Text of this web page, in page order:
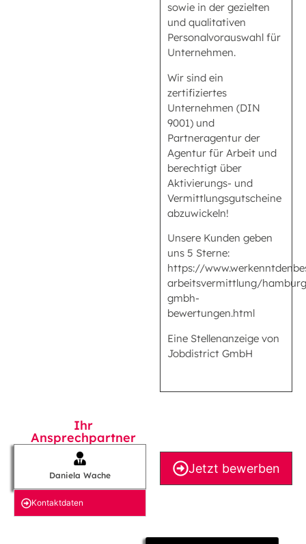
sowie in der gezielten
und qualitativen
Personalvorauswahl für
Unternehmen.
Wir sind ein
zertifiziertes
Unternehmen (DIN
9001) und
Partneragentur der
Agentur für Arbeit und
berechtigt über
Aktivierungs- und
Vermittlungsgutscheine
abzuwickeln!
Unsere Kunden geben
uns 5 Sterne:
https://
arbeitsvermittlung/
gmbh-
bewertungen.html
Eine Stellenanzeige von
Jobdistrict GmbH
Ihr
Ansprechpartner
Daniela Wache
Kontakt­daten
Jetzt bewerben